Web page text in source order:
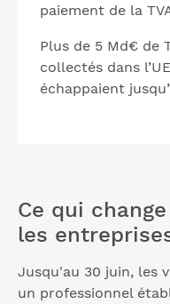
paiement de la
Plus de 5 Md€ de
collectés dans
échappaient
Ce qui
les
Jusqu'au 30 juin, les
un professionnel